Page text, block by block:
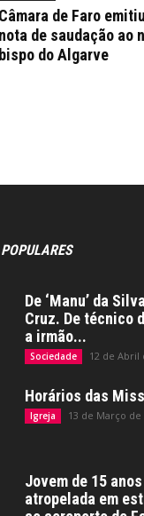
Câmara de Faro emitiu
nota de saudação ao
bispo do Algarve
De ‘Manu’ da
Cruz. De técnico
a irmão...
Sociedade 12 de Abril
Horários das
Igreja 13 de Março de
Jovem de 15
atropelada em